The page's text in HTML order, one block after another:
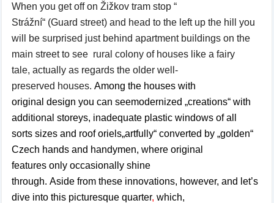
When you get off on Žižkov tram stop “
Strážní“ (Guard street) and head to the left up the hill
you
will be surprised just behind apartment buildings on the
main street to see rural colony of houses like a fairy
tale, actually as regards the olderwell-
preserved houses. Among the houses with
original design you can seemodernized „creations“ with
additional storeys, inadequate plastic windowsofall
sorts sizesand roof oriels„artfully“ converted by„golden“
Czech hands and handymen, whereoriginal
features only occasionally shine
through. Aside from these innovations, however, and let’s
dive into this picturesque quarter, which,